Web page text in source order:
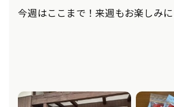
今週はここまで！来週もお楽しみ